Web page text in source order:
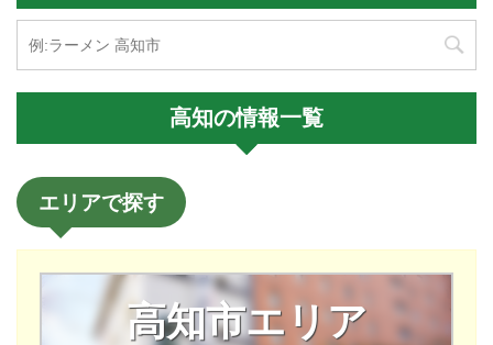
高知の情報一覧
エリアで探す
高知市エリア